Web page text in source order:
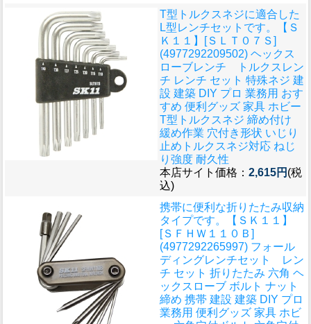
T型トルクスネジに適合した
L型レンチセットです。
【Ｓ
Ｋ１１】[ＳＬＴ０７Ｓ]
(4977292209502) ヘックス
ローブレンチ トルクスレン
チ レンチ セット 特殊ネジ 建
設 建築 DIY プロ 業務用 おす
すめ 便利グッズ 家具 ホビー
T型トルクスネジ 締め付け
緩め作業 穴付き形状 いじり
止めトルクスネジ対応 ねじ
り強度 耐久性
本店サイト価格： 2,615円 (税
込)
携帯に便利な折りたたみ収納
タイプです。
【ＳＫ１１】
[ＳＦＨＷ１１０Ｂ]
(4977292265997) フォール
ディングレンチセット レン
チ セット 折りたたみ 六角 ヘ
ックスローブ ボルト ナット
締め 携帯 建設 建築 DIY プロ
業務用 便利グッズ 家具 ホビ